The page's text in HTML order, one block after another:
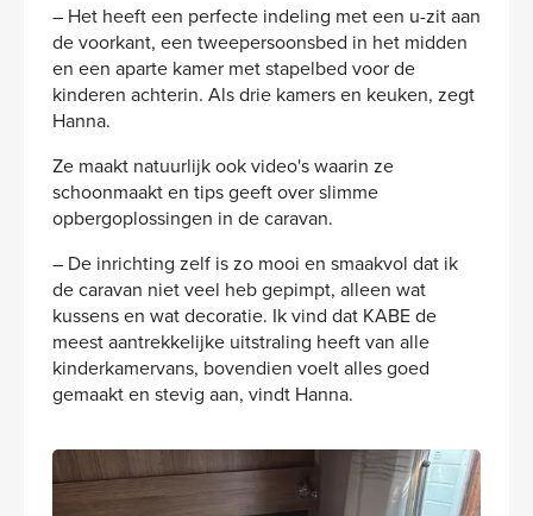
– Het heeft een perfecte indeling met een u-zit aan
de voorkant, een tweepersoonsbed in het midden
en een aparte kamer met stapelbed voor de
kinderen achterin. Als drie kamers en keuken, zegt
Hanna.
Ze maakt natuurlijk ook video's waarin ze
schoonmaakt en tips geeft over slimme
opbergoplossingen in de caravan.
– De inrichting zelf is zo mooi en smaakvol dat ik
de caravan niet veel heb gepimpt, alleen wat
kussens en wat decoratie. Ik vind dat KABE de
meest aantrekkelijke uitstraling heeft van alle
kinderkamervans, bovendien voelt alles goed
gemaakt en stevig aan, vindt Hanna.